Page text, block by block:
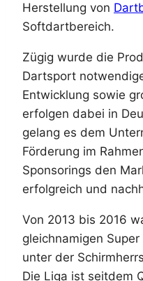
Herstellung von
Softdartbereich.
Zügig wurde die
Dartsport
Entwicklung sowie
erfolgen dabei in
gelang es dem
Förderung im
Sponsorings den
erfolgreich und
Von 2013 bis 2016
gleichnamigen
unter der
Die Liga ist seitdem